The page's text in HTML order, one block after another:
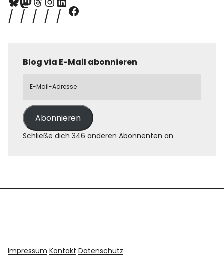
Blog via E-Mail abonnieren
Abonnieren
Schließe dich 346 anderen Abonnenten an
Impressum Kontakt Datenschutz